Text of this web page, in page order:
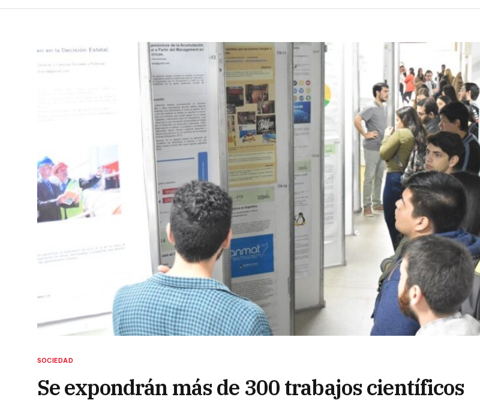
SOCIEDAD
Se expondrán más de 300 trabajos científicos